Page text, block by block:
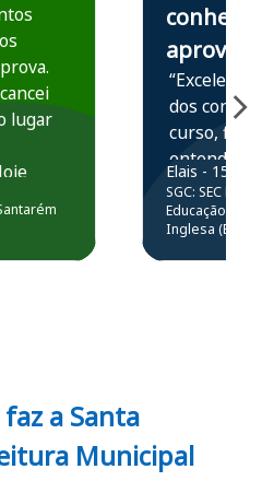
lugar
conhece,
aprova
“Excelente
dos
curso,
entender e
prática
resolução
questões.”
Elais - 15/07/
SGC: SEC BA
Educação
Inglesa (Edital
a Santa
Municipal